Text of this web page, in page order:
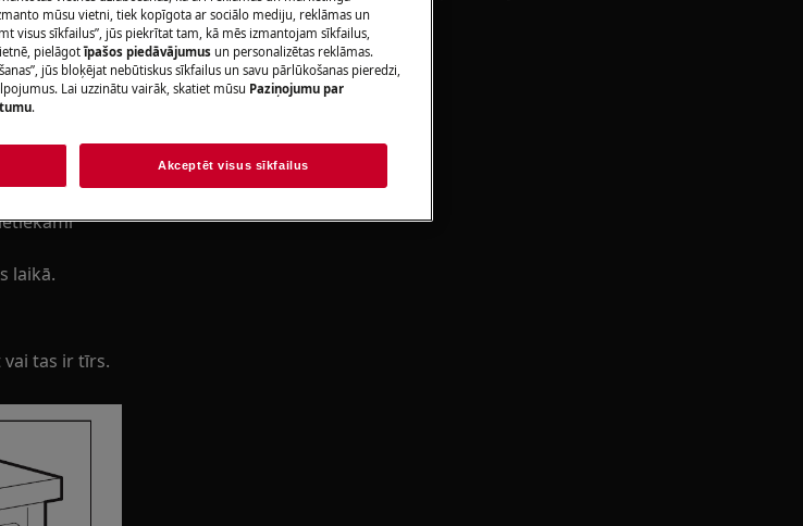
līdzīgu
laikā.
tas ir tīrs.
Rezervēt servisu
mūsu vietni, tiek kopīgota ar sociālo mediju, reklāmas un
visus sīkfailus”, jūs piekrītat tam, kā mēs izmantojam sīkfailus,
pielāgotīpašos piedāvājumus un personalizētas reklāmas.
jūs bloķējat nebūtiskus sīkfailus un savu pārlūkošanas pieredzi,
Lai uzzinātu vairāk, skatiet mūsu Paziņojumu par
.
Akceptēt visus sīkfailus